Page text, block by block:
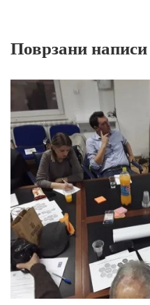
Поврзани написи